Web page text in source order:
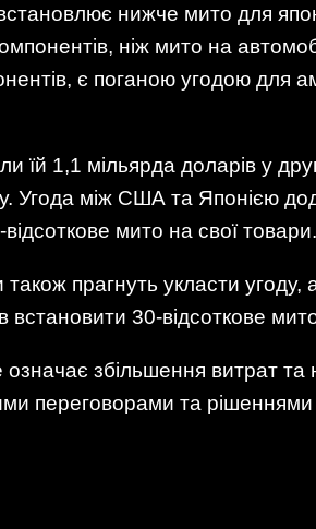
нижче мито для
ніж мито на
є поганою угодою для
1,1 мільярда доларів у
Угода між США та Японією
мито на свої товари.
також прагнуть укласти
30-відсоткове
збільшення витрат та
переговорами та